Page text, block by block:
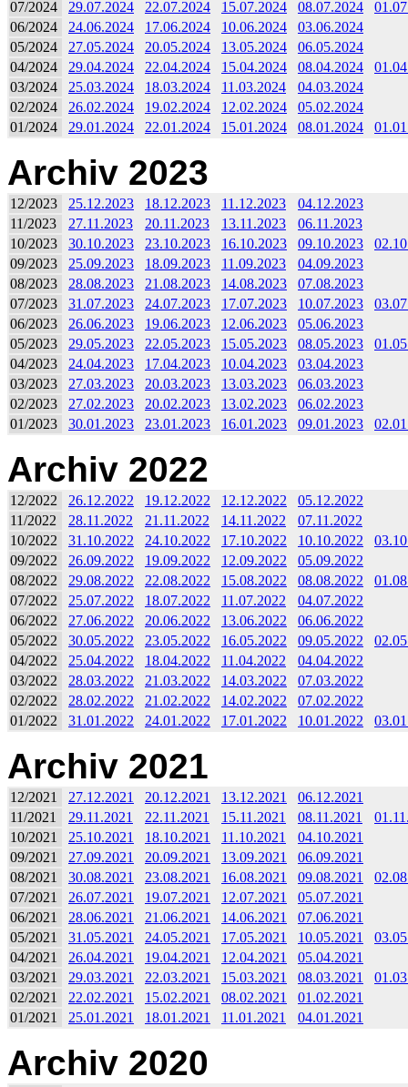
07/2024
29.07.2024 22.07.2024 15.07.2024 08.07.2024
06/2024
24.06.2024 17.06.2024 10.06.2024
03.06.2024
05/2024
27.05.2024 20.05.2024 13.05.2024
06.05.2024
04/2024
29.04.2024 22.04.2024 15.04.2024 08.04.2024
03/2024
25.03.2024 18.03.2024 11.03.2024
04.03.2024
02/2024
26.02.2024 19.02.2024 12.02.2024
05.02.2024
01/2024
29.01.2024 22.01.2024 15.01.2024 08.01.2024
Archiv 2023
12/2023 25.12.2023 18.12.2023 11.12.2023
04.12.2023
11/2023
27.11.2023 20.11.2023 13.11.2023
06.11.2023
10/2023
30.10.2023 23.10.2023 16.10.2023 09.10.2023
09/2023
25.09.2023 18.09.2023 11.09.2023
04.09.2023
08/2023
28.08.2023 21.08.2023 14.08.2023
07.08.2023
07/2023
31.07.2023 24.07.2023 17.07.2023 10.07.2023
06/2023
26.06.2023 19.06.2023 12.06.2023
05.06.2023
05/2023
29.05.2023 22.05.2023 15.05.2023 08.05.2023
04/2023
24.04.2023 17.04.2023 10.04.2023
03.04.2023
03/2023
27.03.2023 20.03.2023 13.03.2023
06.03.2023
02/2023
27.02.2023 20.02.2023 13.02.2023
06.02.2023
01/2023
30.01.2023 23.01.2023 16.01.2023 09.01.2023
Archiv 2022
12/2022 26.12.2022 19.12.2022 12.12.2022
05.12.2022
11/2022
28.11.2022 21.11.2022 14.11.2022
07.11.2022
10/2022
31.10.2022 24.10.2022 17.10.2022 10.10.2022
09/2022
26.09.2022 19.09.2022 12.09.2022
05.09.2022
08/2022
29.08.2022 22.08.2022 15.08.2022 08.08.2022
07/2022
25.07.2022 18.07.2022 11.07.2022
04.07.2022
06/2022
27.06.2022 20.06.2022 13.06.2022
06.06.2022
05/2022
30.05.2022 23.05.2022 16.05.2022 09.05.2022
04/2022
25.04.2022 18.04.2022 11.04.2022
04.04.2022
03/2022
28.03.2022 21.03.2022 14.03.2022
07.03.2022
02/2022
28.02.2022 21.02.2022 14.02.2022
07.02.2022
01/2022
31.01.2022 24.01.2022 17.01.2022 10.01.2022
Archiv 2021
12/2021 27.12.2021 20.12.2021 13.12.2021
06.12.2021
11/2021
29.11.2021 22.11.2021 15.11.2021 08.11.2021
10/2021
25.10.2021 18.10.2021 11.10.2021
04.10.2021
09/2021
27.09.2021 20.09.2021 13.09.2021
06.09.2021
08/2021
30.08.2021 23.08.2021 16.08.2021 09.08.2021
07/2021
26.07.2021 19.07.2021 12.07.2021
05.07.2021
06/2021
28.06.2021 21.06.2021 14.06.2021
07.06.2021
05/2021
31.05.2021 24.05.2021 17.05.2021 10.05.2021
04/2021
26.04.2021 19.04.2021 12.04.2021
05.04.2021
03/2021
29.03.2021 22.03.2021 15.03.2021 08.03.2021
02/2021
22.02.2021 15.02.2021 08.02.2021
01.02.2021
01/2021
25.01.2021 18.01.2021 11.01.2021 04.01.2021
Archiv 2020